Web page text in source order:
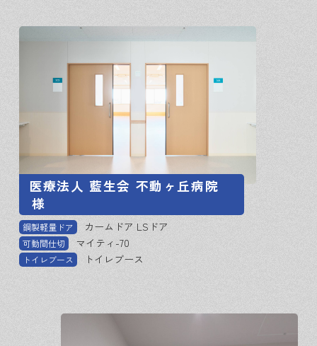
医療法人 藍生会 不動ヶ丘病院
様
鋼製軽量ドア カームドア LSドア
可動間仕切 マイティ-70
トイレブース トイレブース